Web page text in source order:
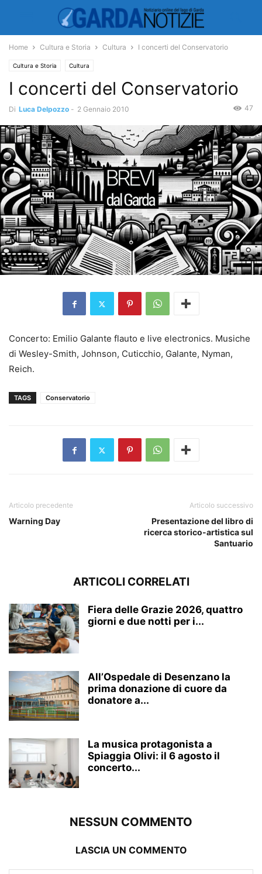
Home Cultura e Storia Cultura I concerti del Conservatorio
Cultura e Storia Cultura
I concerti del Conservatorio
Di Luca Delpozzo - 2 Gennaio 2010 47
Concerto: Emilio Galante flauto e live electronics. Musiche
di Wesley-Smith, Johnson, Cuticchio, Galante, Nyman,
Reich.
TAGS Conservatorio
Articolo precedente
Warning Day
Articolo successivo
Presentazione del libro di
ricerca storico-artistica sul
Santuario
ARTICOLI CORRELATI
Fiera delle Grazie 2026, quattro
giorni e due notti per i...
All’Ospedale di Desenzano la
prima donazione di cuore da
donatore a...
La musica protagonista a
Spiaggia Olivi: il 6 agosto il
concerto...
NESSUN COMMENTO
LASCIA UN COMMENTO